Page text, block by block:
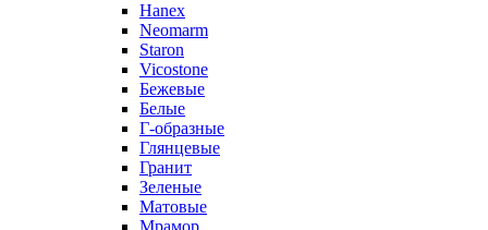
Hanex
Neomarm
Staron
Vicostone
Бежевые
Белые
Г-образные
Глянцевые
Гранит
Зеленые
Матовые
Мрамор